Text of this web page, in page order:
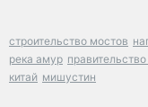
строительство мостов
река амур
китай мишустин